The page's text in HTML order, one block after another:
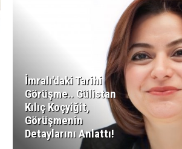
İmralı'daki Tarihi
Görüşme.. Gülistan
Kılıç Koçyiğit,
Görüşmenin
Detaylarını Anlattı!